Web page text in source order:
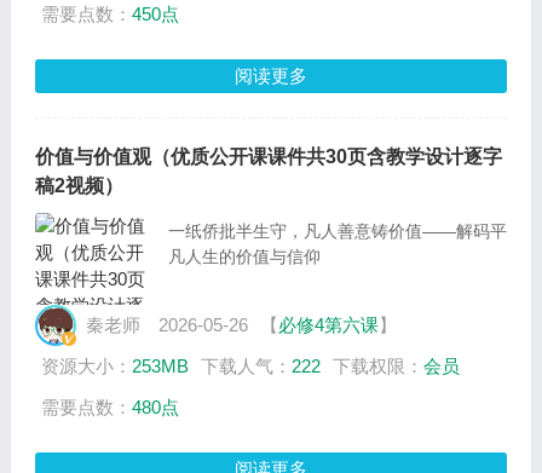
需要点数： 450点
阅读更多
价值与价值观（优质公开课课件共30页含教学设计逐字
稿2视频）
一纸侨批半生守，凡人善意铸价值——解码平
凡人生的价值与信仰
秦老师 2026-05-26 【必修4第六课】
资源大小： 253MB 下载人气： 222 下载权限： 会员
需要点数： 480点
阅读更多